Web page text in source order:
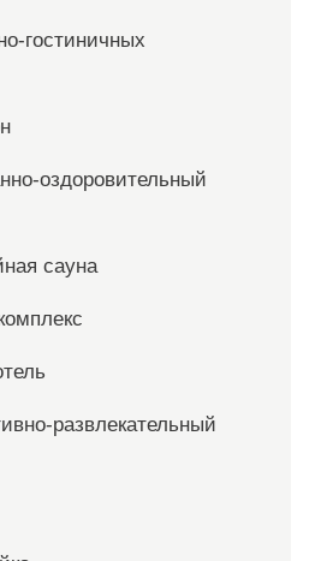
гостиничных
оздоровительный
сауна
развлекательный